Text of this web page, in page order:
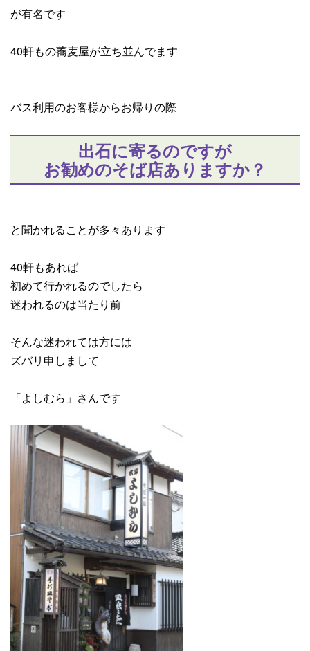
が有名です
40軒もの蕎麦屋が立ち並んでます
バス利用のお客様からお帰りの際
出石に寄るのですが
お勧めのそば店ありますか？
と聞かれることが多々あります
40軒もあれば
初めて行かれるのでしたら
迷われるのは当たり前
そんな迷われては方には
ズバリ申しまして
「よしむら」さんです